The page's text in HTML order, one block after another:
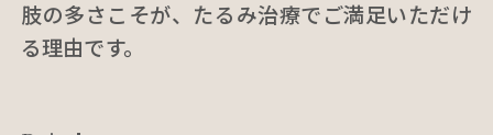
肢の多さこそが、たるみ治療でご満足いただけ
る理由です。